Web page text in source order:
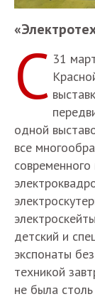
С 31
одной
все
детский и
экспонаты
техникой
не была